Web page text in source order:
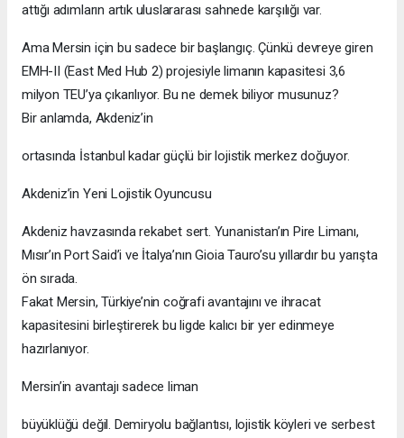
attığı adımların artık uluslararası sahnede karşılığı var.
Ama Mersin için bu sadece bir başlangıç. Çünkü devreye giren
EMH-II (East Med Hub 2) projesiyle limanın kapasitesi 3,6
milyon TEU’ya çıkarılıyor. Bu ne demek biliyor musunuz?
Bir anlamda, Akdeniz’in
ortasında İstanbul kadar güçlü bir lojistik merkez doğuyor.
Akdeniz’in Yeni Lojistik Oyuncusu
Akdeniz havzasında rekabet sert. Yunanistan’ın Pire Limanı,
Mısır’ın Port Said’i ve İtalya’nın Gioia Tauro’su yıllardır bu yarışta
ön sırada.
Fakat Mersin, Türkiye’nin coğrafi avantajını ve ihracat
kapasitesini birleştirerek bu ligde kalıcı bir yer edinmeye
hazırlanıyor.
Mersin’in avantajı sadece liman
büyüklüğü değil. Demiryolu bağlantısı, lojistik köyleri ve serbest